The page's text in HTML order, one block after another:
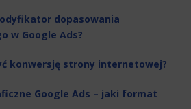
dopasowania
w Google Ads?
konwersję strony internetowej?
Google Ads – jaki format